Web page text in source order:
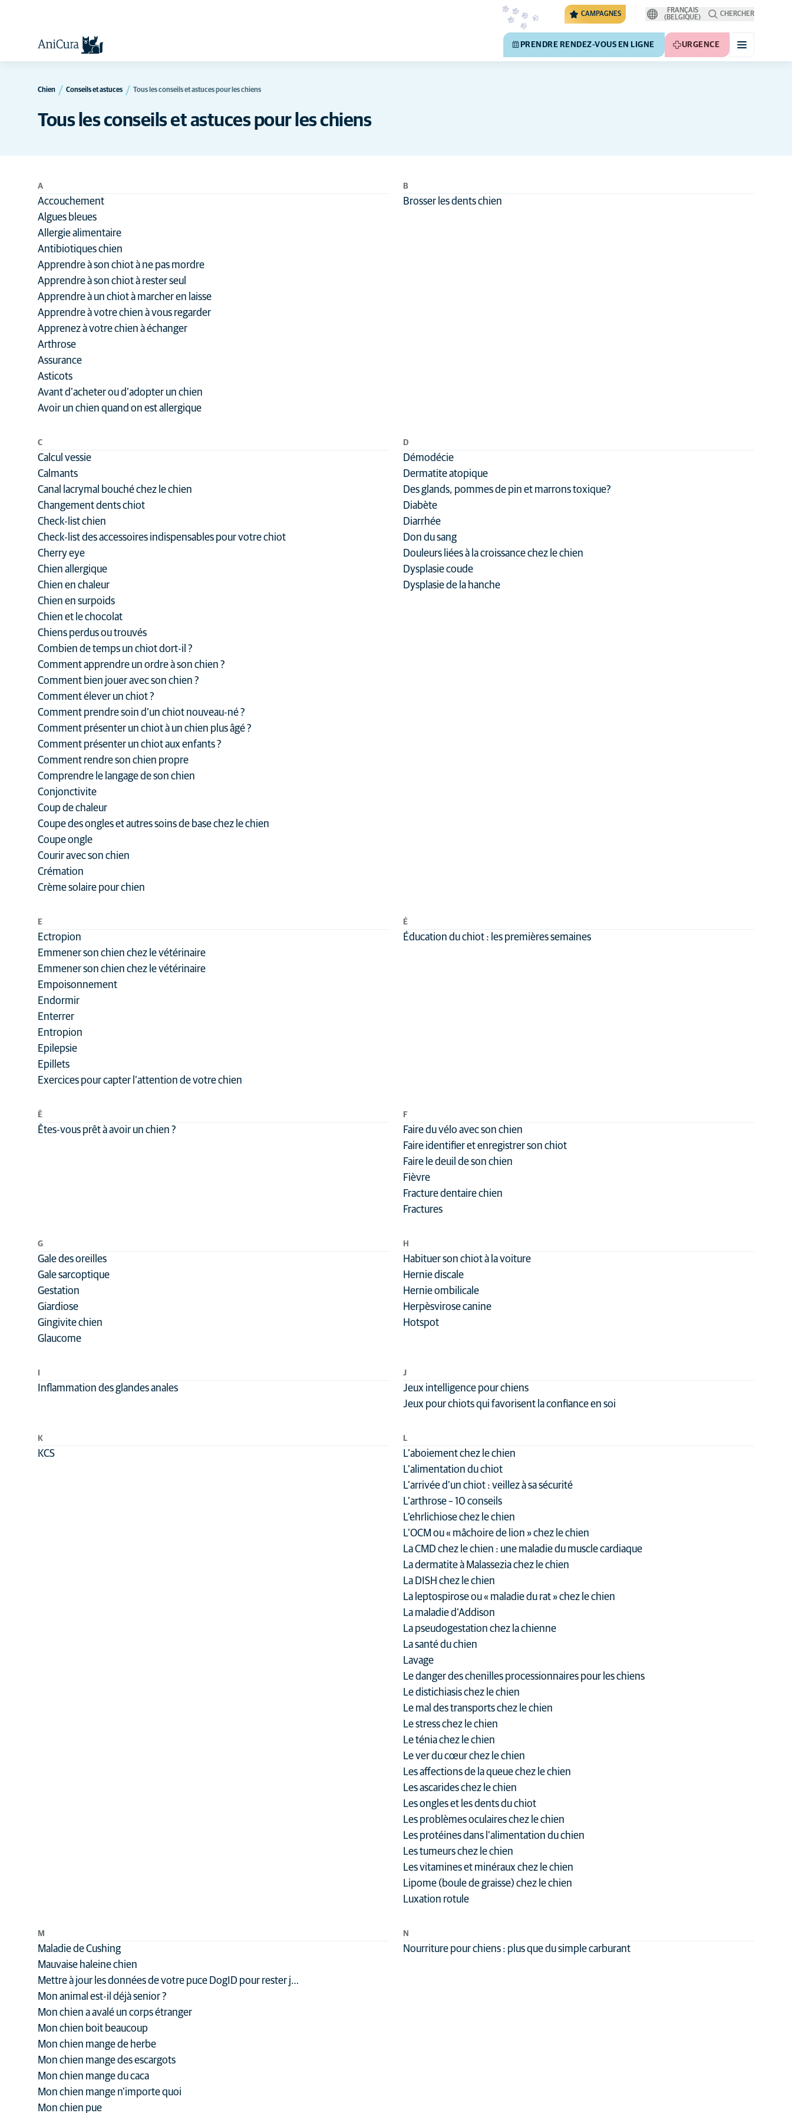
CAMPAGNES
FRANÇAIS
(BELGIQUE)
CHERCHER
PRENDRE RENDEZ-VOUS EN LIGNE URGENCE
Chien Conseils et astuces Tous les conseils et astuces pour les chiens
Tous les conseils et astuces pour les chiens
A
Accouchement
Algues bleues
Allergie alimentaire
Antibiotiques chien
Apprendre à son chiot à ne pas mordre
Apprendre à son chiot à rester seul
Apprendre à un chiot à marcher en laisse
Apprendre à votre chien à vous regarder
Apprenez à votre chien à échanger
Arthrose
Assurance
Asticots
Avant d’acheter ou d’adopter un chien
Avoir un chien quand on est allergique
B
Brosser les dents chien
C
Calcul vessie
Calmants
Canal lacrymal bouché chez le chien
Changement dents chiot
Check-list chien
Check-list des accessoires indispensables pour votre chiot
Cherry eye
Chien allergique
Chien en chaleur
Chien en surpoids
Chien et le chocolat
Chiens perdus ou trouvés
Combien de temps un chiot dort-il ?
Comment apprendre un ordre à son chien ?
Comment bien jouer avec son chien ?
Comment élever un chiot ?
Comment prendre soin d’un chiot nouveau-né ?
Comment présenter un chiot à un chien plus âgé ?
Comment présenter un chiot aux enfants ?
Comment rendre son chien propre
Comprendre le langage de son chien
Conjonctivite
Coup de chaleur
Coupe des ongles et autres soins de base chez le chien
Coupe ongle
Courir avec son chien
Crémation
Crème solaire pour chien
D
Démodécie
Dermatite atopique
Des glands, pommes de pin et marrons toxique?
Diabète
Diarrhée
Don du sang
Douleurs liées à la croissance chez le chien
Dysplasie coude
Dysplasie de la hanche
E
Ectropion
Emmener son chien chez le vétérinaire
Emmener son chien chez le vétérinaire
Empoisonnement
Endormir
Enterrer
Entropion
Epilepsie
Epillets
Exercices pour capter l’attention de votre chien
É
Éducation du chiot : les premières semaines
Ê
Êtes-vous prêt à avoir un chien ?
F
Faire du vélo avec son chien
Faire identifier et enregistrer son chiot
Faire le deuil de son chien
Fièvre
Fracture dentaire chien
Fractures
G
Gale des oreilles
Gale sarcoptique
Gestation
Giardiose
Gingivite chien
Glaucome
H
Habituer son chiot à la voiture
Hernie discale
Hernie ombilicale
Herpèsvirose canine
Hotspot
Inflammation des glandes anales
J
Jeux intelligence pour chiens
Jeux pour chiots qui favorisent la confiance en soi
K
KCS
L
L’aboiement chez le chien
L’alimentation du chiot
L’arrivée d’un chiot : veillez à sa sécurité
L’arthrose – 10 conseils
L’ehrlichiose chez le chien
L’OCM ou « mâchoire de lion » chez le chien
La CMD chez le chien : une maladie du muscle cardiaque
La dermatite à Malassezia chez le chien
La DISH chez le chien
La leptospirose ou « maladie du rat » chez le chien
La maladie d’Addison
La pseudogestation chez la chienne
La santé du chien
Lavage
Le danger des chenilles processionnaires pour les chiens
Le distichiasis chez le chien
Le mal des transports chez le chien
Le stress chez le chien
Le ténia chez le chien
Le ver du cœur chez le chien
Les affections de la queue chez le chien
Les ascarides chez le chien
Les ongles et les dents du chiot
Les problèmes oculaires chez le chien
Les protéines dans l’alimentation du chien
Les tumeurs chez le chien
Les vitamines et minéraux chez le chien
Lipome (boule de graisse) chez le chien
Luxation rotule
M
Maladie de Cushing
Mauvaise haleine chien
Mettre à jour les données de votre puce DogID pour rester j…
Mon animal est-il déjà senior ?
Mon chien a avalé un corps étranger
Mon chien boit beaucoup
Mon chien mange de herbe
Mon chien mange des escargots
Mon chien mange du caca
Mon chien mange n'importe quoi
Mon chien pue
N
Nourriture pour chiens : plus que du simple carburant